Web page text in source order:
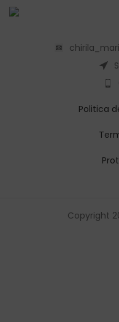
Politica
Copyright